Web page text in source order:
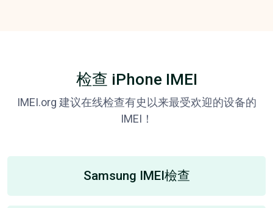
检查 iPhone IMEI
IMEI.org 建议在线检查有史以来最受欢迎的设备的
IMEI！
Samsung IMEI檢查